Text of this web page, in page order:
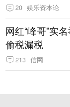
20 娱乐资本论
网红“峰哥”实
偷税漏税
213 信网